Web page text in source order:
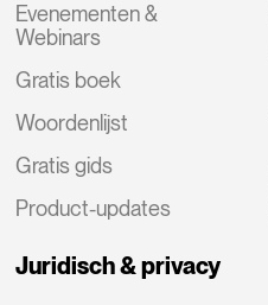
Evenementen &
Webinars
Gratis boek
Woordenlijst
Gratis gids
Product-updates
Juridisch & privacy